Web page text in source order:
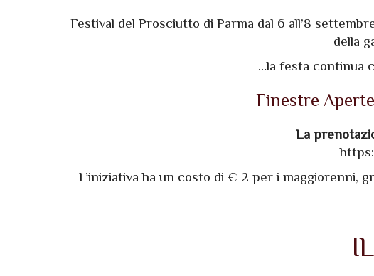
Festival del Prosciutto di Parma dal 6 all’8
della
…la festa continua
Finestre
La
L’iniziativa ha un costo di € 2 per i maggiorenni,